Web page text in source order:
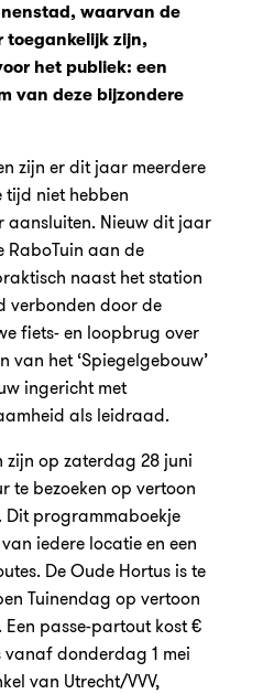
waarvan de
toegankelijk zijn,
het publiek: een
van deze bijzondere
zijn er dit jaar meerdere
tijd niet hebben
aansluiten. Nieuw dit jaar
RaboTuin aan de
naast het station
verbonden door de
fiets- en loopbrug over
van het ‘Spiegelgebouw’
ingericht met
als leidraad.
zijn op zaterdag 28 juni
te bezoeken op vertoon
Dit programmaboekje
iedere locatie en een
De Oude Hortus is te
Tuinendag op vertoon
passe-partout kost €
vanaf donderdag 1 mei
van Utrecht/VVV,